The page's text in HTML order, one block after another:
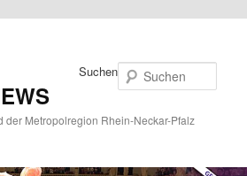
der Metropolregion Rhein-Neckar-Pfalz
Suchen